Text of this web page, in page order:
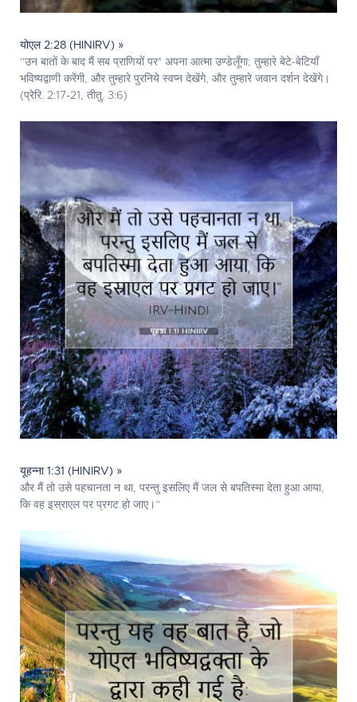
योएल 2:28 (HINIRV) »
“उन बातों के बाद मैं सब प्राणियों पर* अपना आत्मा उण्डेलूँगा; तुम्हारे बेटे-बेटियाँ
भविष्यद्वाणी करेंगी, और तुम्हारे पुरनिये स्वप्न देखेंगे, और तुम्हारे जवान दर्शन देखेंगे।
(प्रेरि. 2:17-21, तीतु. 3:6)
यूहन्ना 1:31 (HINIRV) »
और मैं तो उसे पहचानता न था, परन्तु इसलिए मैं जल से बपतिस्मा देता हुआ आया,
कि वह इस्राएल पर प्रगट हो जाए।”